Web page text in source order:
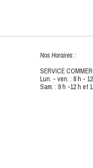
Nos Horaires :
SERVICE
Lun. - ven. : 8 h -
Sam. : 9 h -12 h et